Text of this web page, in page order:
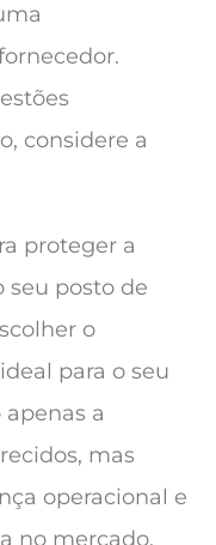
considere a
proteger a
seu posto de
o
para o seu
a
mas
operacional e
no mercado.